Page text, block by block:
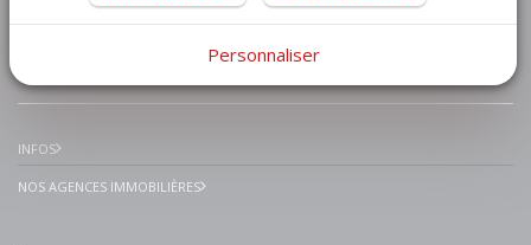
INFOS
NOS AGENCES IMMOBILIÈRES
Personnaliser